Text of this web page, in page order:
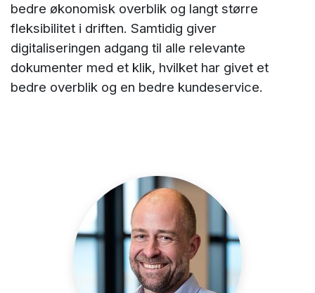
bedre økonomisk overblik og langt større
fleksibilitet i driften. Samtidig giver
digitaliseringen adgang til alle relevante
dokumenter med et klik, hvilket har givet et
bedre overblik og en bedre kundeservice.